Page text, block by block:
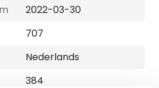
2022-03-30
707
Nederlands
384